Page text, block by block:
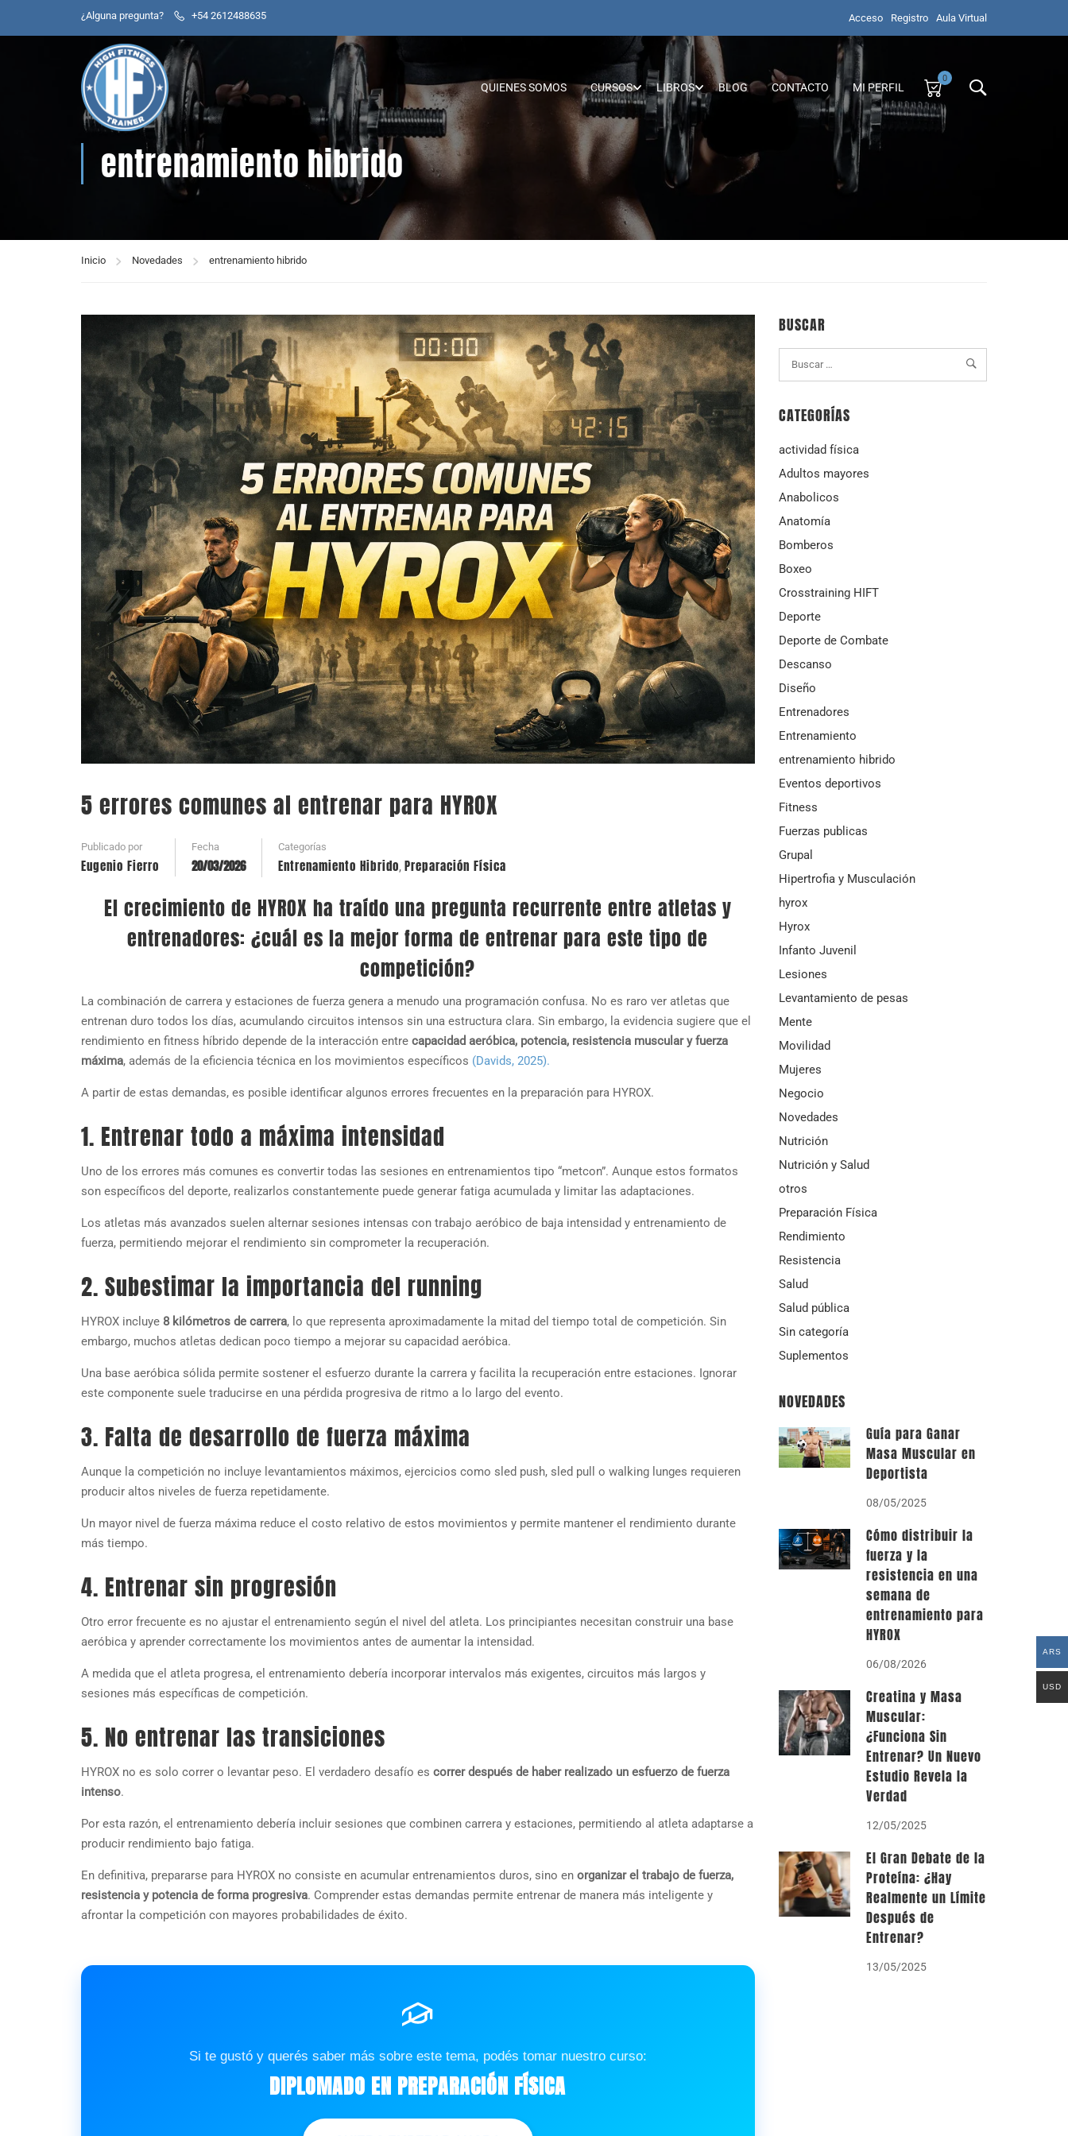
¿Alguna pregunta? +54 2612488635 Acceso Registro Aula Virtual
QUIENES SOMOS CURSOS LIBROS BLOG CONTACTO MI PERFIL
0
entrenamiento hibrido
Inicio Novedades entrenamiento hibrido
5 errores comunes al entrenar para HYROX
Publicado por
Eugenio Fierro
Fecha
20/03/2026
Categorías
Entrenamiento Hibrido, Preparación Física
El crecimiento de HYROX ha traído una pregunta recurrente entre atletas y
entrenadores: ¿cuál es la mejor forma de entrenar para este tipo de
competición?
La combinación de carrera y estaciones de fuerza genera a menudo una programación confusa. No es raro ver atletas que
entrenan duro todos los días, acumulando circuitos intensos sin una estructura clara. Sin embargo, la evidencia sugiere que el
rendimiento en fitness híbrido depende de la interacción entre capacidad aeróbica, potencia, resistencia muscular y fuerza
máxima, además de la eficiencia técnica en los movimientos específicos (Davids, 2025).
A partir de estas demandas, es posible identificar algunos errores frecuentes en la preparación para HYROX.
1. Entrenar todo a máxima intensidad
Uno de los errores más comunes es convertir todas las sesiones en entrenamientos tipo “metcon”. Aunque estos formatos
son específicos del deporte, realizarlos constantemente puede generar fatiga acumulada y limitar las adaptaciones.
Los atletas más avanzados suelen alternar sesiones intensas con trabajo aeróbico de baja intensidad y entrenamiento de
fuerza, permitiendo mejorar el rendimiento sin comprometer la recuperación.
2. Subestimar la importancia del running
HYROX incluye 8 kilómetros de carrera, lo que representa aproximadamente la mitad del tiempo total de competición. Sin
embargo, muchos atletas dedican poco tiempo a mejorar su capacidad aeróbica.
Una base aeróbica sólida permite sostener el esfuerzo durante la carrera y facilita la recuperación entre estaciones. Ignorar
este componente suele traducirse en una pérdida progresiva de ritmo a lo largo del evento.
3. Falta de desarrollo de fuerza máxima
Aunque la competición no incluye levantamientos máximos, ejercicios como sled push, sled pull o walking lunges requieren
producir altos niveles de fuerza repetidamente.
Un mayor nivel de fuerza máxima reduce el costo relativo de estos movimientos y permite mantener el rendimiento durante
más tiempo.
4. Entrenar sin progresión
Otro error frecuente es no ajustar el entrenamiento según el nivel del atleta. Los principiantes necesitan construir una base
aeróbica y aprender correctamente los movimientos antes de aumentar la intensidad.
A medida que el atleta progresa, el entrenamiento debería incorporar intervalos más exigentes, circuitos más largos y
sesiones más específicas de competición.
5. No entrenar las transiciones
HYROX no es solo correr o levantar peso. El verdadero desafío es correr después de haber realizado un esfuerzo de fuerza
intenso.
Por esta razón, el entrenamiento debería incluir sesiones que combinen carrera y estaciones, permitiendo al atleta adaptarse a
producir rendimiento bajo fatiga.
En definitiva, prepararse para HYROX no consiste en acumular entrenamientos duros, sino en organizar el trabajo de fuerza,
resistencia y potencia de forma progresiva. Comprender estas demandas permite entrenar de manera más inteligente y
afrontar la competición con mayores probabilidades de éxito.
Si te gustó y querés saber más sobre este tema, podés tomar nuestro curso:
DIPLOMADO EN PREPARACIÓN FÍSICA
BUSCAR
CATEGORÍAS
actividad física
Adultos mayores
Anabolicos
Anatomía
Bomberos
Boxeo
Crosstraining HIFT
Deporte
Deporte de Combate
Descanso
Diseño
Entrenadores
Entrenamiento
entrenamiento hibrido
Eventos deportivos
Fitness
Fuerzas publicas
Grupal
Hipertrofia y Musculación
hyrox
Hyrox
Infanto Juvenil
Lesiones
Levantamiento de pesas
Mente
Movilidad
Mujeres
Negocio
Novedades
Nutrición
Nutrición y Salud
otros
Preparación Física
Rendimiento
Resistencia
Salud
Salud pública
Sin categoría
Suplementos
NOVEDADES
Guía para Ganar
Masa Muscular en
Deportista
08/05/2025
Cómo distribuir la
fuerza y la
resistencia en una
semana de
entrenamiento para
HYROX
06/08/2026
Creatina y Masa
Muscular:
¿Funciona Sin
Entrenar? Un Nuevo
Estudio Revela la
Verdad
12/05/2025
El Gran Debate de la
Proteína: ¿Hay
Realmente un Límite
Después de
Entrenar?
13/05/2025
ARS
USD